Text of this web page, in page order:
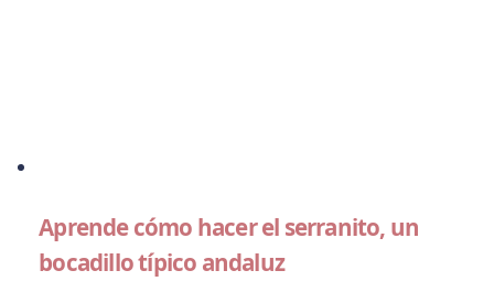
Aprende cómo hacer el serranito, un
bocadillo típico andaluz